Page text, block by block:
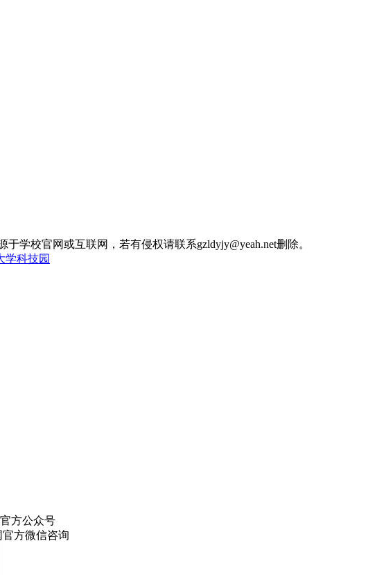
学校官网或互联网，若有侵权请联系gzldyjy@yeah.net删除。
学科技园